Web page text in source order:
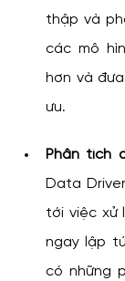
thập và
các mô
hơn và
ưu.
Phân tích
Data
tới việc xử
ngay lập
có những